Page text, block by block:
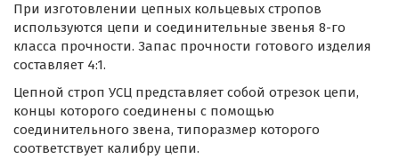
При изготовлении цепных кольцевых стропов
используются цепи и соединительные звенья 8-го
класса прочности. Запас прочности готового изделия
составляет 4:1.
Цепной строп УСЦ представляет собой отрезок цепи,
концы которого соединены с помощью
соединительного звена, типоразмер которого
соответствует калибру цепи.